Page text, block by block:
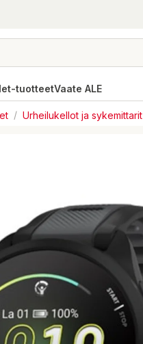
tuotteetVaate ALE
/ Urheilukellot ja sykemittarit